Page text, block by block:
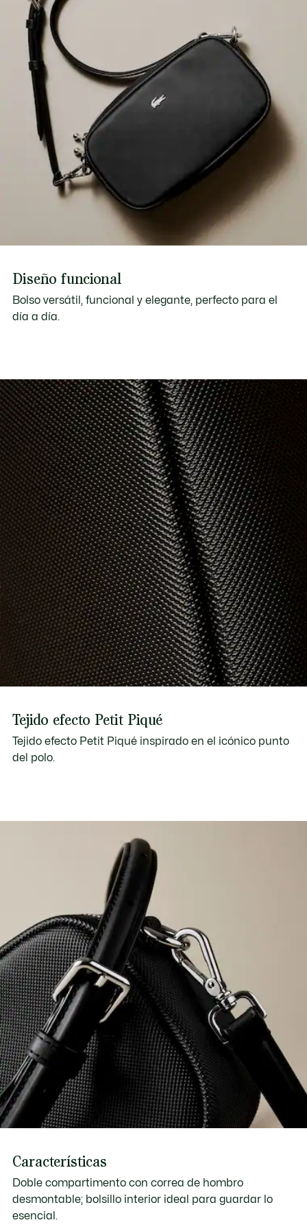
Un bolsillo interior plano
Cocodrilo en la parte delantera
Descubre más aquí
Diseño funcional
Bolso versátil, funcional y elegante, perfecto para el
día a día.
Tejido efecto Petit Piqué
Tejido efecto Petit Piqué inspirado en el icónico punto
del polo.
Características
Doble compartimento con correa de hombro
desmontable; bolsillo interior ideal para guardar lo
esencial.